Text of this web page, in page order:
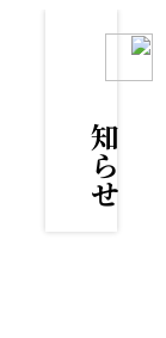
お知らせ